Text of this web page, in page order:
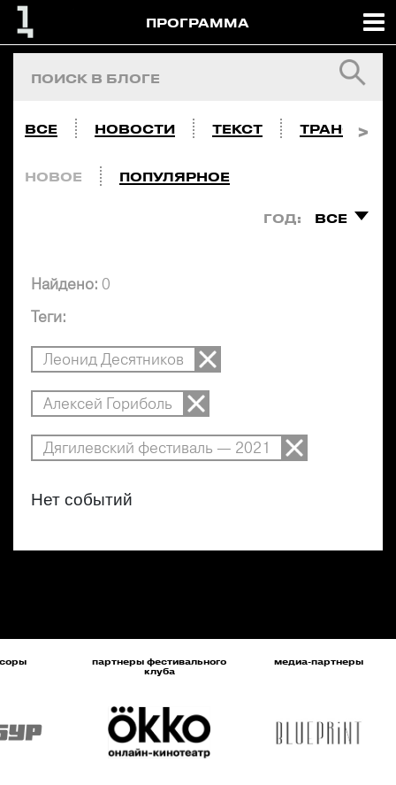
ПРОГРАММА
ВСЕ НОВОСТИ ТЕКСТ
НОВОЕ ПОПУЛЯРНОЕ
ГОД: ВСЕ
Найдено: 0
Теги:
Леонид Десятников
Алексей Гориболь
Дягилевский фестиваль — 2021
Нет событий
партнеры фестивального
клуба
медиа-партнеры